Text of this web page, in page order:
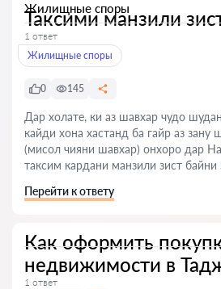
Жилищные споры
Таксими манзили
1 ответ
Жилищные споры
0 145
Дар холате, ки аз шавхар чудо
кайди хона хастанд ба гайр аз зану
(мисол чияни шавхар) онхоро дар
таксим кардани манзили зист байни
Перейти к ответу
Как оформить
недвижимости в
1 ответ